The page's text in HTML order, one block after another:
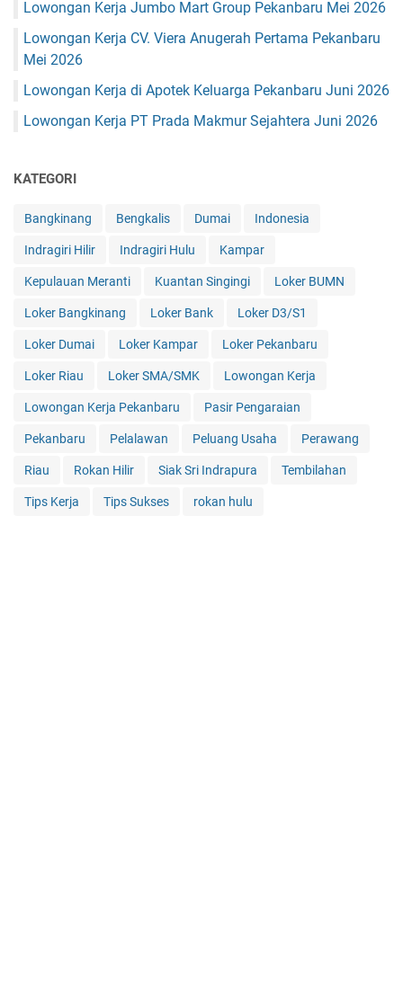
Lowongan Kerja Jumbo Mart Group Pekanbaru Mei 2026
Lowongan Kerja CV. Viera Anugerah Pertama Pekanbaru
Mei 2026
Lowongan Kerja di Apotek Keluarga Pekanbaru Juni 2026
Lowongan Kerja PT Prada Makmur Sejahtera Juni 2026
KATEGORI
Bangkinang Bengkalis Dumai Indonesia
Indragiri Hilir Indragiri Hulu Kampar
Kepulauan Meranti Kuantan Singingi Loker BUMN
Loker Bangkinang Loker Bank Loker D3/S1
Loker Dumai Loker Kampar Loker Pekanbaru
Loker Riau Loker SMA/SMK Lowongan Kerja
Lowongan Kerja Pekanbaru Pasir Pengaraian
Pekanbaru Pelalawan Peluang Usaha Perawang
Riau Rokan Hilir Siak Sri Indrapura Tembilahan
Tips Kerja Tips Sukses rokan hulu